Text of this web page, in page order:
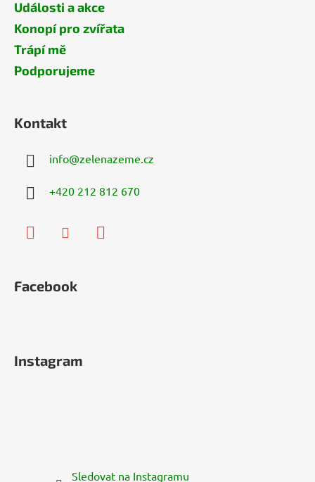
Události a akce
Konopí pro zvířata
Trápí mě
Podporujeme
Kontakt
info@zelenazeme.cz
+420 212 812 670
Facebook
Instagram
Sledovat na Instagramu